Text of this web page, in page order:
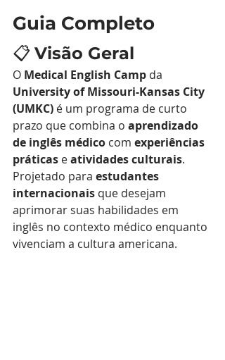
Guia Completo
📋 Visão Geral
O Medical English Camp da
University of Missouri-Kansas City
(UMKC) é um programa de curto
prazo que combina o aprendizado
de inglês médico com experiências
práticas e atividades culturais.
Projetado para estudantes
internacionais que desejam
aprimorar suas habilidades em
inglês no contexto médico enquanto
vivenciam a cultura americana.